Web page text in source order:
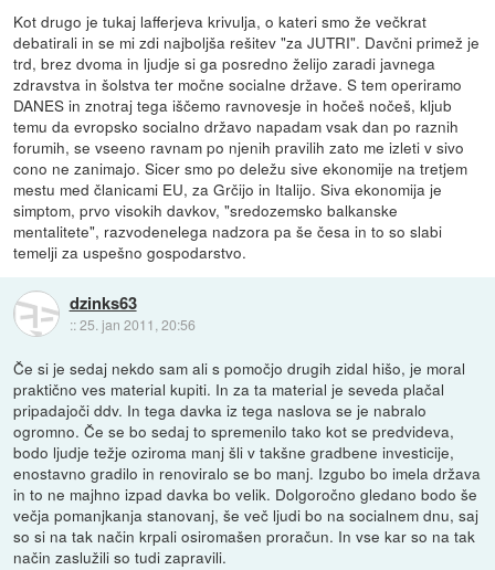
Kot drugo je tukaj lafferjeva krivulja, o kateri smo že večkrat
debatirali in se mi zdi najboljša rešitev "za JUTRI". Davčni primež je
trd, brez dvoma in ljudje si ga posredno želijo zaradi javnega
zdravstva in šolstva ter močne socialne države. S tem operiramo
DANES in znotraj tega iščemo ravnovesje in hočeš nočeš, kljub
temu da evropsko socialno državo napadam vsak dan po raznih
forumih, se vseeno ravnam po njenih pravilih zato me izleti v sivo
cono ne zanimajo. Sicer smo po deležu sive ekonomije na tretjem
mestu med članicami EU, za Grčijo in Italijo. Siva ekonomija je
simptom, prvo visokih davkov, "sredozemsko balkanske
mentalitete", razvodenelega nadzora pa še česa in to so slabi
temelji za uspešno gospodarstvo.
dzinks63
::25. jan 2011, 20:56
Če si je sedaj nekdo sam ali s pomočjo drugih zidal hišo, je moral
praktično ves material kupiti. In za ta material je seveda plačal
pripadajoči ddv. In tega davka iz tega naslova se je nabralo
ogromno. Če se bo sedaj to spremenilo tako kot se predvideva,
bodo ljudje težje oziroma manj šli v takšne gradbene investicije,
enostavno gradilo in renoviralo se bo manj. Izgubo bo imela država
in to ne majhno izpad davka bo velik. Dolgoročno gledano bodo še
večja pomanjkanja stanovanj, še več ljudi bo na socialnem dnu, saj
so si na tak način krpali osiromašen proračun. In vse kar so na tak
način zaslužili so tudi zapravili.